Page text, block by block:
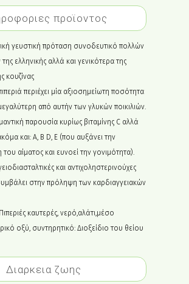
προϊοντος
γευστική πρόταση συνοδευτικό πολλών
ελληνικής αλλά και γενικότερα της
κουζίνας
περιέχει μία αξιοσημείωτη ποσότητα
από αυτήν των γλυκών ποικιλιών.
παρουσία κυρίως βιταμίνης C αλλά
και: A, B D, E (που αυξάνει την
αίματος και ευνοεί την γονιμότητα).
και αντιχοληστερινούχες
στην πρόληψη των καρδιαγγειακών
καυτερές, νερό,αλάτι,μέσο
οξύ, συντηρητικό: Διοξείδιο του θείου
Διαρκεια ζωης